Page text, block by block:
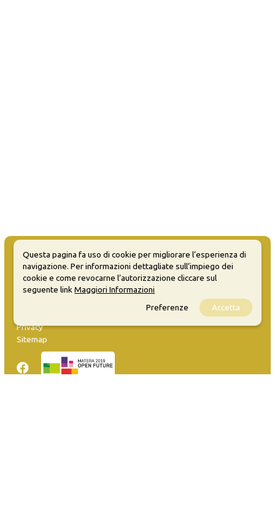
MATERA WELCOME EVENTS
Privacy
Sitemap
Questa pagina fa uso di cookie per migliorare l’esperienza di
navigazione. Per informazioni dettagliate sull’impiego dei
cookie e come revocarne l’autorizzazione cliccare sul
seguente linkMaggiori Informazioni
Preferenze
Accetta